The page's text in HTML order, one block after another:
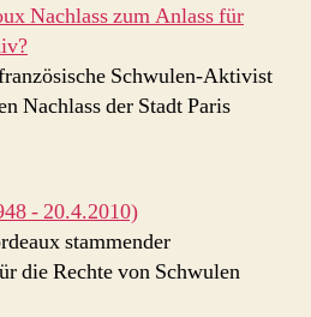
Nachlass zum Anlass für
Schwulen-Aktivist
Nachlass der Stadt Paris
- 20.4.2010)
stammender
die Rechte von Schwulen